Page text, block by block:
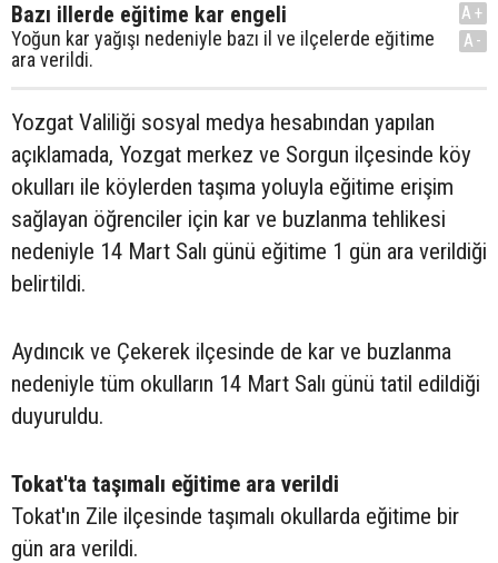
Bazı illerde eğitime kar engeli
Yoğun kar yağışı nedeniyle bazı il ve ilçelerde eğitime
ara verildi.
A+
A-
Yozgat Valiliği sosyal medya hesabından yapılan
açıklamada, Yozgat merkez ve Sorgun ilçesinde köy
okulları ile köylerden taşıma yoluyla eğitime erişim
sağlayan öğrenciler için kar ve buzlanma tehlikesi
nedeniyle 14 Mart Salı günü eğitime 1 gün ara verildiği
belirtildi.
Aydıncık ve Çekerek ilçesinde de kar ve buzlanma
nedeniyle tüm okulların 14 Mart Salı günü tatil edildiği
duyuruldu.
Tokat'ta taşımalı eğitime ara verildi
Tokat'ın Zile ilçesinde taşımalı okullarda eğitime bir
gün ara verildi.